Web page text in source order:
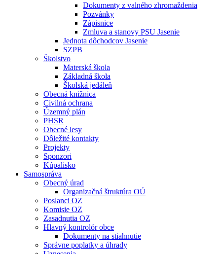
Dokumenty z valného zhromaždenia
Pozvánky
Zápisnice
Zmluva a stanovy PSU Jasenie
Jednota dôchodcov Jasenie
SZPB
Školstvo
Materská škola
Základná škola
Školská jedáleň
Obecná knižnica
Civilná ochrana
Územný plán
PHSR
Obecné lesy
Dôležité kontakty
Projekty
Sponzori
Kúpalisko
Samospráva
Obecný úrad
Organizačná štruktúra OÚ
Poslanci OZ
Komisie OZ
Zasadnutia OZ
Hlavný kontrolór obce
Dokumenty na stiahnutie
Správne poplatky a úhrady